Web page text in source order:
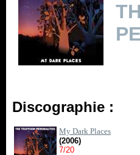
Discographie :
My Dark Places
(2006)
7/20